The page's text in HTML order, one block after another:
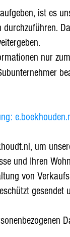
ist es
nur
um
und Ihren
von